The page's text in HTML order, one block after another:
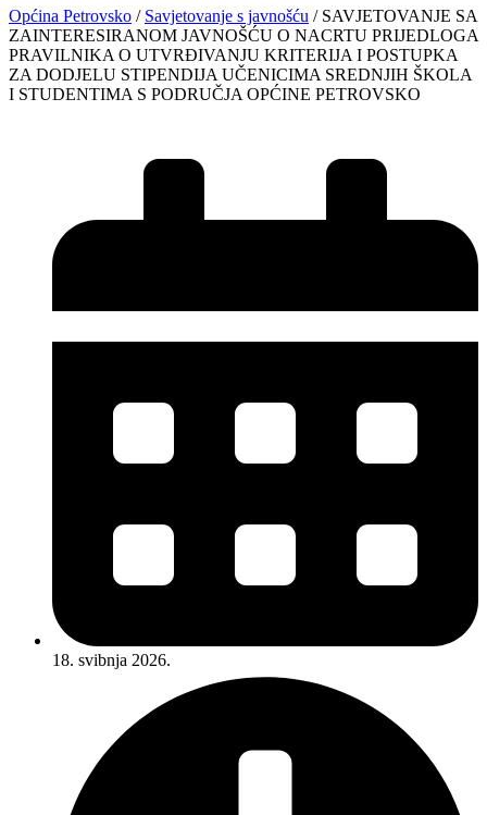
Općina Petrovsko / Savjetovanje s javnošću / SAVJETOVANJE SA
ZAINTERESIRANOM JAVNOŠĆU O NACRTU PRIJEDLOGA
PRAVILNIKA O UTVRĐIVANJU KRITERIJA I POSTUPKA
ZA DODJELU STIPENDIJA UČENICIMA SREDNJIH ŠKOLA
I STUDENTIMA S PODRUČJA OPĆINE PETROVSKO
18. svibnja 2026.